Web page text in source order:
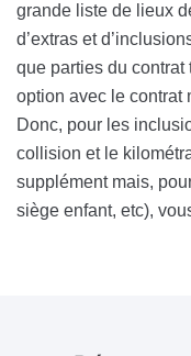
grande liste de lieux
d’extras et
que parties du contrat
option avec le contrat
Donc, pour les
collision et le
supplément mais,
siège enfant, etc),